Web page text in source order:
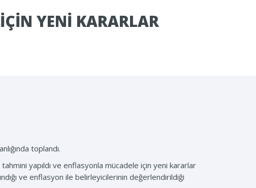
YENI KARARLAR
toplandı.
tahmini yapıldı ve enflasyonla mücadele için yeni kararlar
ve enflasyon ile belirleyicilerinin değerlendirildiği